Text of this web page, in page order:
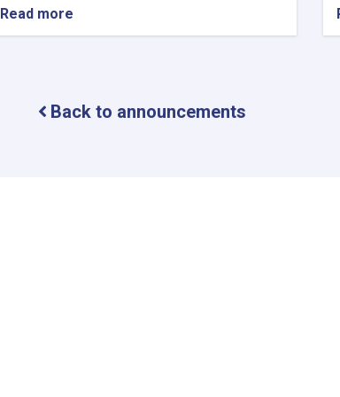
Read more
Bachelor
of
Martyrs
Back to announcements